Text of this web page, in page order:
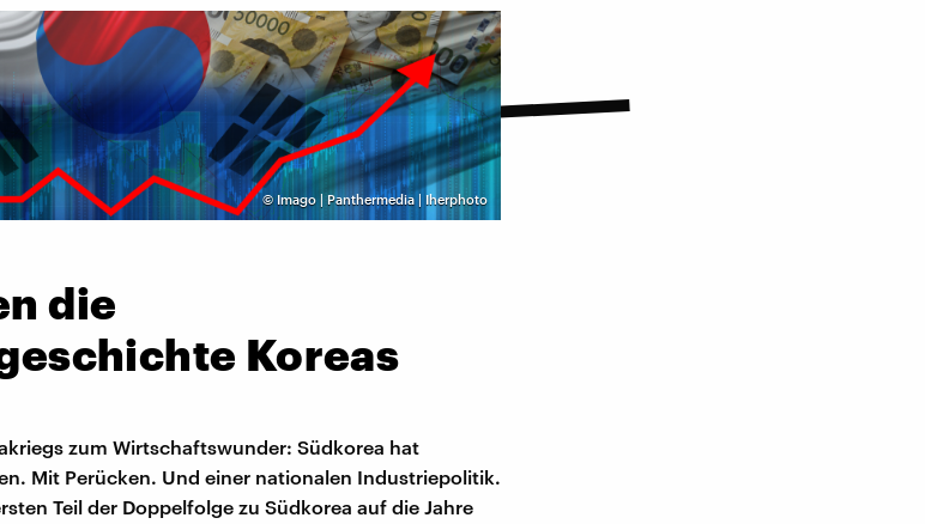
©Imago | Panthermedia | Iherphoto
die
Koreas
zum Wirtschaftswunder: Südkorea hat
Mit Perücken. Und einer nationalen Industriepolitik.
Teil der Doppelfolge zu Südkorea auf die Jahre